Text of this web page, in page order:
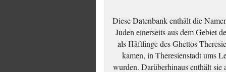
Diese Datenbank enthält die
Juden einerseits aus dem Gebiet
als Häftlinge des Ghettos
kamen, in Theresienstadt ums
wurden. Darüberhinaus enthält